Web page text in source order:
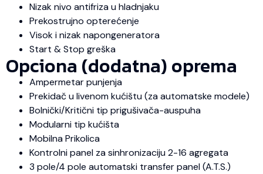
Nizak nivo antifriza u hladnjaku
Prekostrujno opterećenje
Visok i nizak napongeneratora
Start & Stop greška
Opciona (dodatna) oprema
Ampermetar punjenja
Prekidač u livenom kućištu (za automatske modele)
Bolnički/Kritični tip prigušivača-auspuha
Modularni tip kućišta
Mobilna Prikolica
Kontrolni panel za sinhronizaciju 2-16 agregata
3 pole/4 pole automatski transfer panel (A.T.S.)